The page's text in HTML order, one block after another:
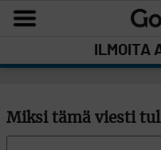
ILMOITA
Miksi tämä viesti